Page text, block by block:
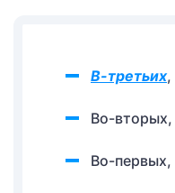
В-третьих,
Во-
Во-